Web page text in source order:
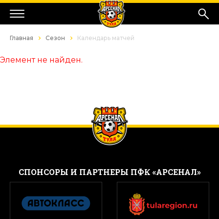
Главная Сезон Календарь матчей
Элемент не найден.
CПОНСОРЫ И ПАРТНЕРЫ ПФК «АРСЕНАЛ»